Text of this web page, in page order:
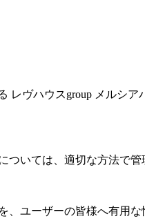
レヴハウスgroup メル
いては、適切な方法で
ユーザーの皆様へ有用